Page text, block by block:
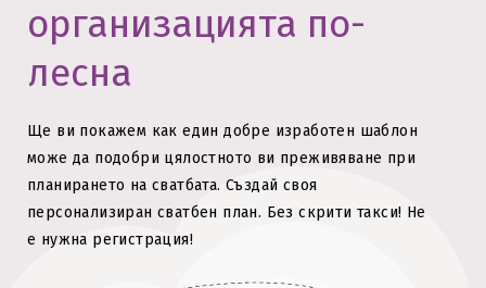
организацията по-
лесна
Ще ви покажем как един добре изработен шаблон
може да подобри цялостното ви преживяване при
планирането на сватбата. Създай своя
персонализиран сватбен план. Без скрити такси! Не
е нужна регистрация!